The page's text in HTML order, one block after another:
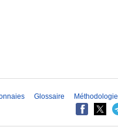
Glossaire
Méthodologie